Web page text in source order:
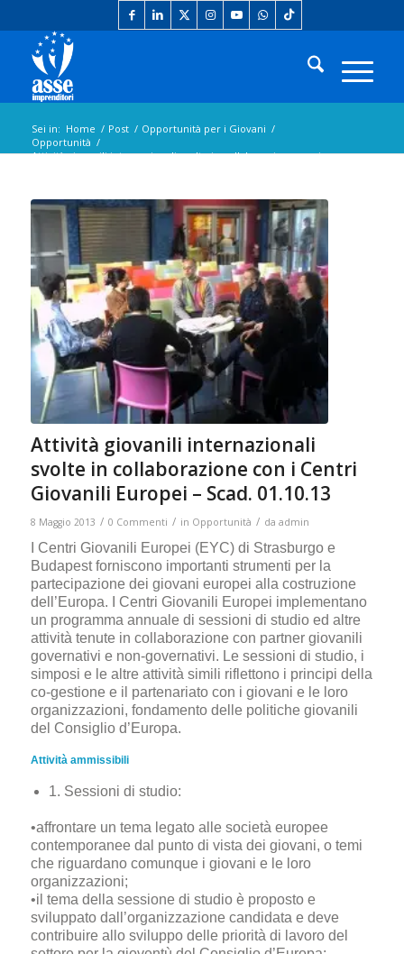
Sei in: Home / Post / Opportunità per i Giovani /
Opportunità /
Attività giovanili internazionali svolte in collaborazione con i
Attività giovanili internazionali
svolte in collaborazione con i Centri
Giovanili Europei – Scad. 01.10.13
8 Maggio 2013 / 0 Commenti / in Opportunità / da admin
I Centri Giovanili Europei (EYC) di Strasburgo e
Budapest forniscono importanti strumenti per la
partecipazione dei giovani europei alla costruzione
dell’Europa. I Centri Giovanili Europei implementano
un programma annuale di sessioni di studio ed altre
attività tenute in collaborazione con partner giovanili
governativi e non-governativi. Le sessioni di studio, i
simposi e le altre attività simili riflettono i principi della
co-gestione e il partenariato con i giovani e le loro
organizzazioni, fondamento delle politiche giovanili
del Consiglio d’Europa.
Attività ammissibili
1. Sessioni di studio:
•affrontare un tema legato alle società europee
contemporanee dal punto di vista dei giovani, o temi
che riguardano comunque i giovani e le loro
organizzazioni;
•il tema della sessione di studio è proposto e
sviluppato dall’organizzazione candidata e deve
contribuire allo sviluppo delle priorità di lavoro del